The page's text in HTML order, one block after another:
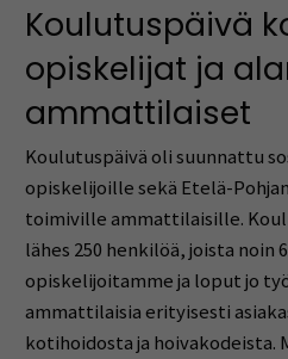
Koulutuspäivä
opiskelijat ja
ammattilaiset
Koulutuspäivä oli suunnattu
opiskelijoille sekä Etelä-
toimiville ammattilaisille.
lähes 250 henkilöä, joista noin
opiskelijoitamme ja loput jo
ammattilaisia erityisesti
kotihoidosta ja hoivakodeista.